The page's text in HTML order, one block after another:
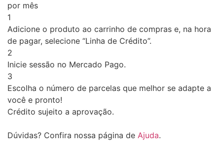
por mês
1
Adicione o produto ao carrinho de compras e, na hora
de pagar, selecione “Linha de Crédito”.
2
Inicie sessão no Mercado Pago.
3
Escolha o número de parcelas que melhor se adapte a
você e pronto!
Crédito sujeito a aprovação.
Dúvidas? Confira nossa página de Ajuda.